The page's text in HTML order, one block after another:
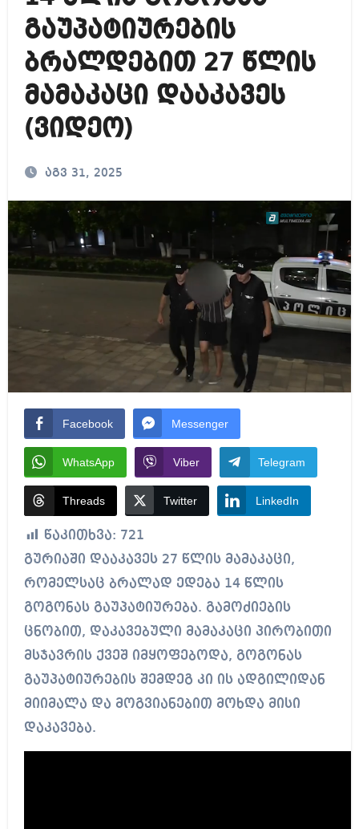
გაუპატიურების
ბრალდებით 27 წლის
მამაკაცი დააკავეს
(ვიდეო)
აგვ 31, 2025
Facebook Messenger
WhatsApp Viber Telegram
Threads Twitter LinkedIn
წაკითხვა: 721
გურიაში დააკავეს 27 წლის მამაკაცი,
რომელსაც ბრალად ედება 14 წლის
გოგონას გაუპატიურება. გამოძიების
ცნობით, დაკავებული მამაკაცი პირობითი
მსჯავრის ქვეშ იმყოფებოდა, გოგონას
გაუპატიურების შემდეგ კი ის ადგილიდან
მიიმალა და მოგვიანებით მოხდა მისი
დაკავება.